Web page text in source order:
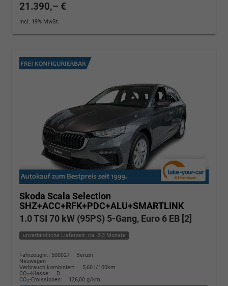
21.390,– €
incl. 19% MwSt.
Skoda Scala Selection
SHZ+ACC+RFK+PDC+ALU+SMARTLINK
1.0 TSI 70 kW (95PS) 5-Gang, Euro 6 EB [2]
unverbindliche Lieferzeit: ca. 2-3 Monate
Fahrzeugnr.: 500027
Benzin
Neuwagen
Verbrauch kombiniert:
5,60 l/100km
CO2-Klasse:
D
CO2-Emissionen: 126,00 g/km